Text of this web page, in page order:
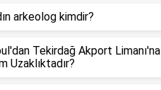
arkeolog kimdir?
Tekirdağ Akport Limanı'na
Uzaklıktadır?